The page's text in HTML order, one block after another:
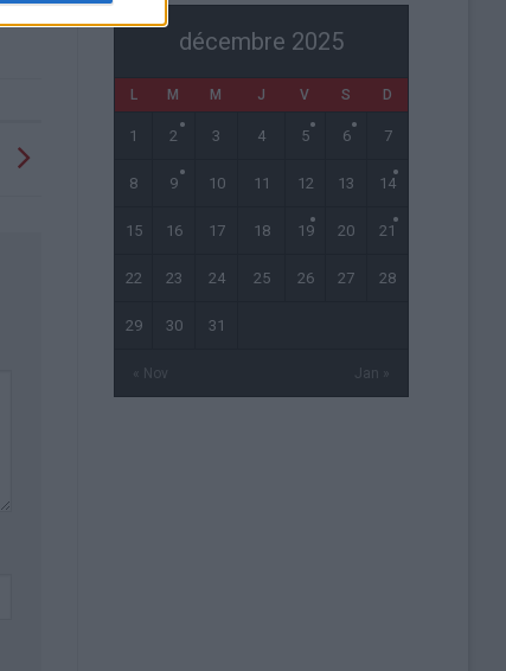
décembre 2025
L M M J V S D
« Nov Jan »
1 2 3 4 5 6 7
8 9 10 11 12 13 14
15 16 17 18 19 20 21
22 23 24 25 26 27 28
29 30 31